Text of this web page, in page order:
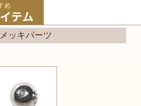
メッキパーツ